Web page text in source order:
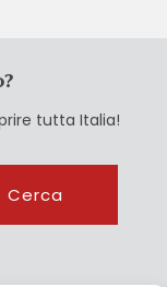
tutta Italia!
Cerca